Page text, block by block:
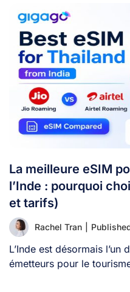
La meilleure eSIM
l’Inde : pourquoi
et tarifs)
Rachel Tran
L’Inde est désormais
émetteurs pour le